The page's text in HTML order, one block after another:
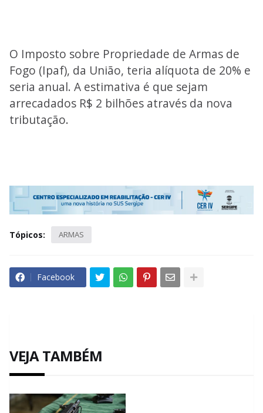
O Imposto sobre Propriedade de Armas de
Fogo (Ipaf), da União, teria alíquota de 20% e
seria anual. A estimativa é que sejam
arrecadados R$ 2 bilhões através da nova
tributação.
Tópicos: ARMAS
Facebook
VEJA TAMBÉM